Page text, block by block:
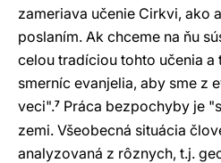
zameriava učenie Cirkvi, ako
poslaním. Ak chceme na ňu
celou tradíciou tohto učenia
smerníc evanjelia, aby sme z
veci".7 Práca bezpochyby je
zemi. Všeobecná situácia
analyzovaná z rôznych, t.j.